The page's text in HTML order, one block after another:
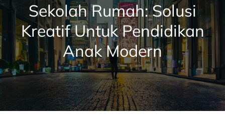
Sekolah Rumah: Solusi
Kreatif Untuk Pendidikan
Anak Modern